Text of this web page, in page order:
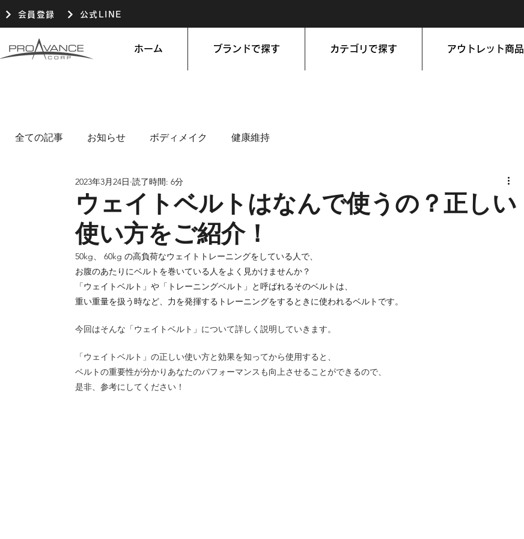
会員登録 公式LINE
ホーム ブランドで探す カテゴリで探す アウトレット商品
全ての記事 お知らせ ボディメイク 健康維持
ウェイトベルトはなんで使うの？正しい
使い方をご紹介！
2023年3月24日 読了時間: 6分
50kg、 60kg の高負荷なウェイトトレーニングをしている人で、
お腹のあたりにベルトを巻いている人をよく見かけませんか？
「ウェイトベルト」や「トレーニングベルト」と呼ばれるそのベルトは、
重い重量を扱う時など、力を発揮するトレーニングをするときに使われるベルトです。
今回はそんな「ウェイトベルト」について詳しく説明していきます。
「ウェイトベルト」の正しい使い方と効果を知ってから使用すると、
ベルトの重要性が分かりあなたのパフォーマンスも向上させることができるので、
是非、参考にしてください！